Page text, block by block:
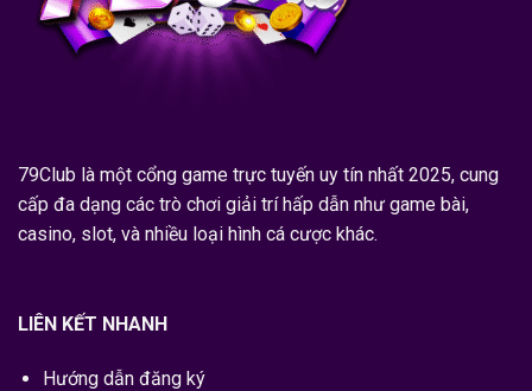
79Club là một cổng game trực tuyến uy tín nhất 2025, cung
cấp đa dạng các trò chơi giải trí hấp dẫn như game bài,
casino, slot, và nhiều loại hình cá cược khác.
LIÊN KẾT NHANH
Hướng dẫn đăng ký